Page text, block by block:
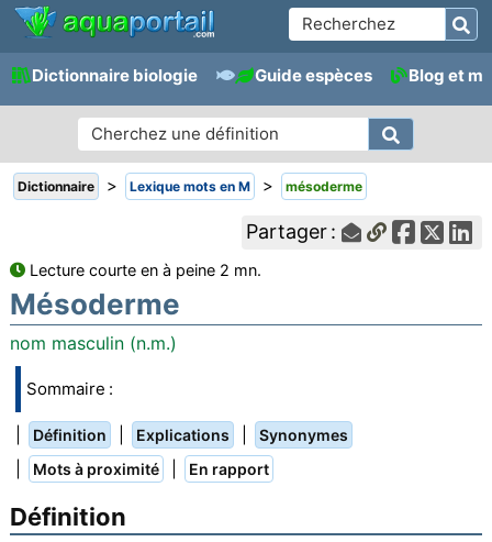
Dictionnaire biologie Guide espèces Blog et
Dictionnaire > Lexique mots en M > mésoderme
Partager :
Lecture courte en à peine 2 mn.
Mésoderme
nom masculin (n.m.)
Sommaire :
Définition Explications Synonymes
Mots à proximité En rapport
Définition